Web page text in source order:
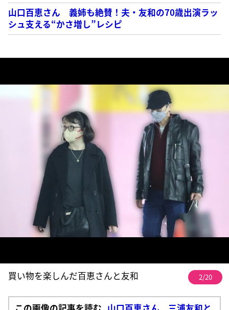
山口百恵さん 義姉も絶賛！夫・友和の70歳出演ラッ
シュ支える“かさ増し”レシピ
買い物を楽しんだ百恵さんと友和 2/20